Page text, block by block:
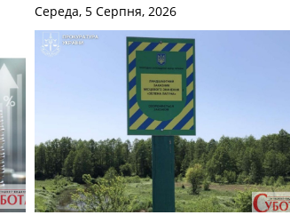
Середа, 5 Серпня, 2026